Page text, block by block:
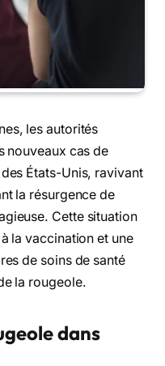
les autorités
nouveaux cas de
États-Unis, ravivant
la résurgence de
Cette situation
la vaccination et une
de soins de santé
la rougeole.
dans